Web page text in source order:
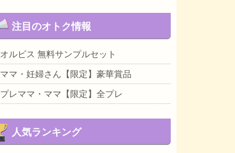
注目のオトク情報
オルビス 無料サンプルセット
ママ・妊婦さん【限定】豪華賞品
プレママ・ママ【限定】全プレ
人気ランキング